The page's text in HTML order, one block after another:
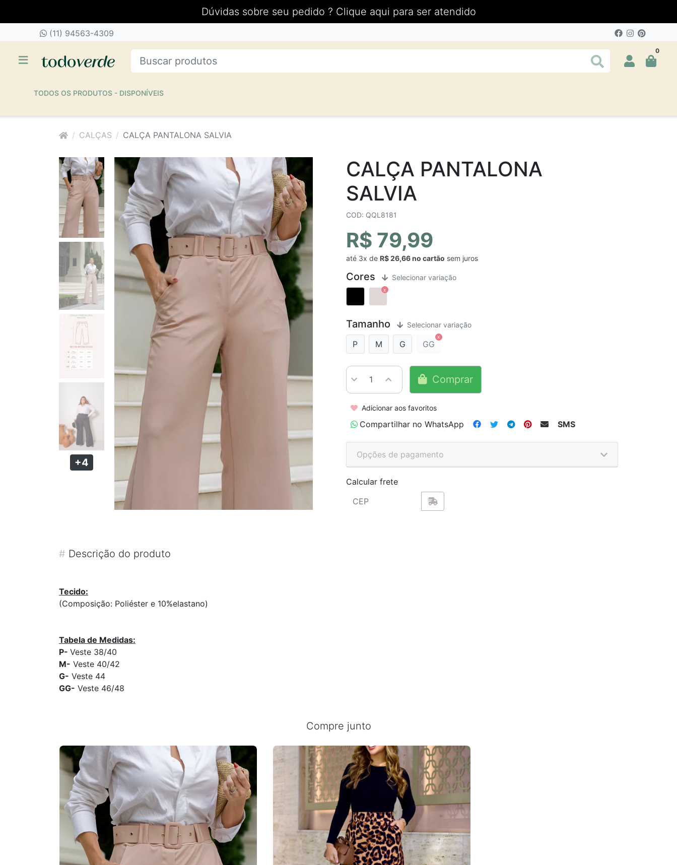
Dúvidas sobre seu pedido ? Clique aqui para ser atendido
(11) 94563-4309
0
TODOS OS PRODUTOS - DISPONÍVEIS
CALÇAS CALÇA PANTALONA SALVIA
+4
CALÇA PANTALONA
SALVIA
COD: QQL8181
R$ 79,99
até 3x de R$ 26,66 sem juros
Cores Selecionar variação
Tamanho Selecionar variação
P M G GG
Comprar
Adicionar aos favoritos
Compartilhar no WhatsApp SMS
Opções de pagamento
Calcular frete
# Descrição do produto
Tecido:
(Composição: Poliéster e 10%elastano)
Tabela de Medidas:
P- Veste 38/40
M- Veste 40/42
G- Veste 44
GG- Veste 46/48
Compre junto